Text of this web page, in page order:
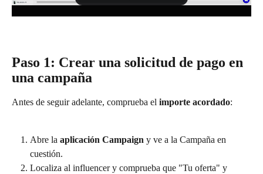
Paso 1: Crear una solicitud de pago en
una campaña
Antes de seguir adelante, comprueba el importe acordado:
Abre la aplicación Campaign y ve a la Campaña en
cuestión.
Localiza al influencer y comprueba que "Tu oferta" y